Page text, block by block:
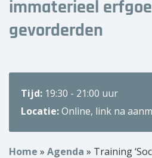
Contact
naar:
immaterieel
gevorderden
Tijd: 19:30 - 21:00 uur
Locatie:Online, link na
Home » Agenda » Training